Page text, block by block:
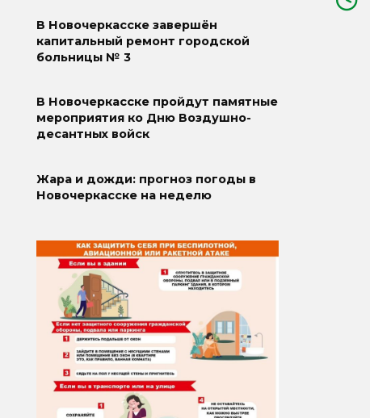
В Новочеркасске завершён
капитальный ремонт городской
больницы № 3
В Новочеркасске пройдут памятные
мероприятия ко Дню Воздушно-
десантных войск
Жара и дожди: прогноз погоды в
Новочеркасске на неделю